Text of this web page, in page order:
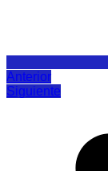
Anterior
Siguiente